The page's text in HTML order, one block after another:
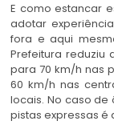
E como estancar
adotar
fora e aqui
Prefeitura reduziu
para 70 km/h nas
60 km/h nas
locais. No caso de
pistas expressas é